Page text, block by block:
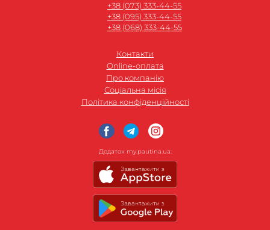
+38 (073) 333-44-55
+38 (095) 333-44-55
+38 (068) 333-44-55
Контакти
Online-оплата
Про компанію
Соціальна місія
Політика конфіденційності
Додаток my.pautina.ua: